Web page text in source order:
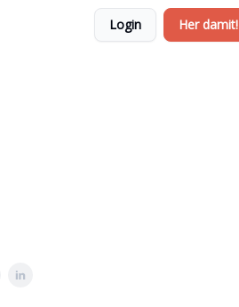
Login Her damit!